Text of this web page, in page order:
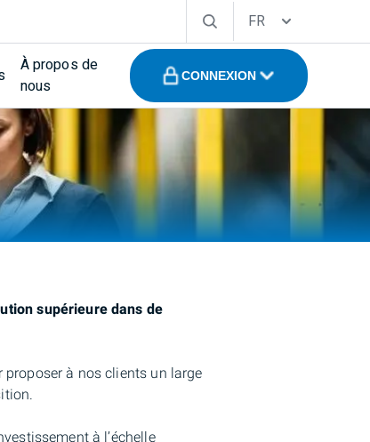
FR
À propos de
nous
CONNEXION
supérieure dans de
à nos clients un large
à l’échelle